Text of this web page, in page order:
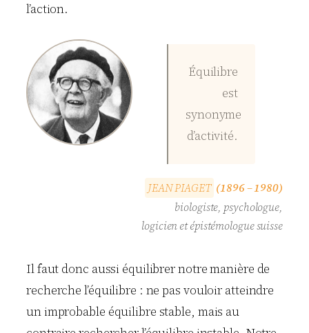
l’action.
Équilibre
est
synonyme
d’activité.
JEANPIAGET (1896 – 1980)
biologiste, psychologue,
logicien et épistémologue suisse
Il faut donc aussi équilibrer notre manière de
recherche l’équilibre : ne pas vouloir atteindre
un improbable équilibre stable, mais au